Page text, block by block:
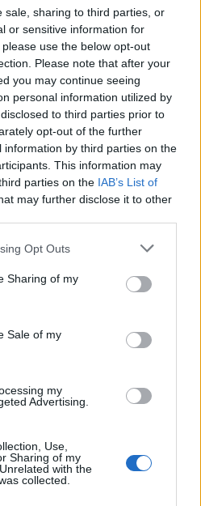
sale, sharing to third parties, or
or sensitive information for
use the below opt-out
Please note that after your
you may continue seeing
personal information utilized by
to third parties prior to
opt-out of the further
by third parties on the
This information may
parties on the IAB’s List of
may further disclose it to other
Opt Outs
Sharing of my
Sale of my
my
Advertising.
Use,
Sharing of my
with the
collected.
ΥΠΕΘΟΟ: Νέες επενδύσεις 1
δισ. ευρώ ως το 2028 για την
Ενέργεια
την αγορά leasing
FTSE4Good
Θέατρο Επιδαύρου άνοιξε τις
μετατρέπει τη
ΑΥΤΉ ΤΗΝ ΚΑΤΗΓΟΡΊΑ